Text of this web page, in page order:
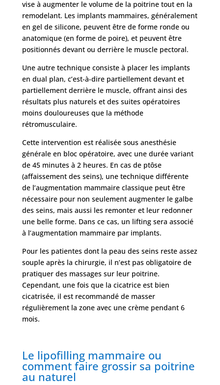
vise à augmenter le volume de la poitrine tout en la
remodelant. Les implants mammaires, généralement
en gel de silicone, peuvent être de forme ronde ou
anatomique (en forme de poire), et peuvent être
positionnés devant ou derrière le muscle pectoral.
Une autre technique consiste à placer les implants
en dual plan, c’est-à-dire partiellement devant et
partiellement derrière le muscle, offrant ainsi des
résultats plus naturels et des suites opératoires
moins douloureuses que la méthode
rétromusculaire.
Cette intervention est réalisée sous anesthésie
générale en bloc opératoire, avec une durée variant
de 45 minutes à 2 heures. En cas de ptôse
(affaissement des seins), une technique différente
de l’augmentation mammaire classique peut être
nécessaire pour non seulement augmenter le galbe
des seins, mais aussi les remonter et leur redonner
une belle forme. Dans ce cas, un lifting sera associé
à l’augmentation mammaire par implants.
Pour les patientes dont la peau des seins reste assez
souple après la chirurgie, il n’est pas obligatoire de
pratiquer des massages sur leur poitrine.
Cependant, une fois que la cicatrice est bien
cicatrisée, il est recommandé de masser
régulièrement la zone avec une crème pendant 6
mois.
Le lipofilling mammaire ou
comment faire grossir sa poitrine
au naturel